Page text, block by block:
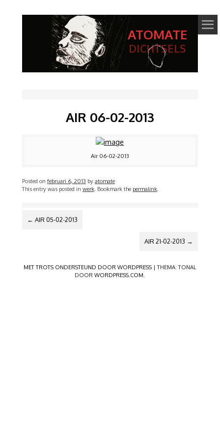
ATOMATE
DICHTSELS
AIR 06-02-2013
Air 06-02-2013
Posted on februari 6, 2013 by atomate
This entry was posted in werk. Bookmark the permalink.
BERICHTNAVIGATIE
← AIR 05-02-2013
AIR 21-02-2013 →
MET TROTS ONDERSTEUND DOOR WORDPRESS |THEMA: TONAL
DOORWORDPRESS.COM